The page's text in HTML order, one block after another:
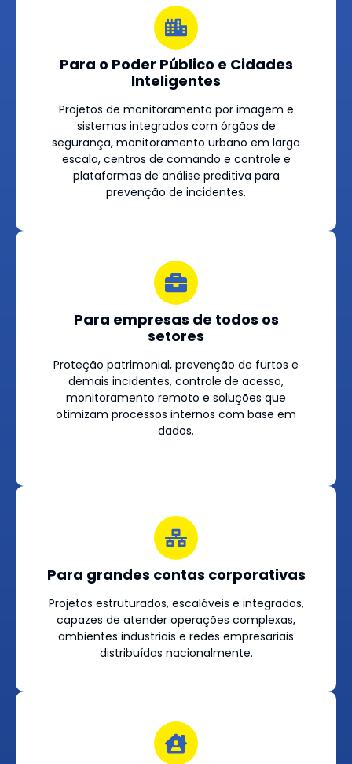
Para o Poder Público e Cidades
Inteligentes
Projetos de monitoramento por imagem e
sistemas integrados com órgãos de
segurança, monitoramento urbano em larga
escala, centros de comando e controle e
plataformas de análise preditiva para
prevenção de incidentes.
Para empresas de todos os
setores
Proteção patrimonial, prevenção de furtos e
demais incidentes, controle de acesso,
monitoramento remoto e soluções que
otimizam processos internos com base em
dados.
Para grandes contas corporativas
Projetos estruturados, escaláveis e integrados,
capazes de atender operações complexas,
ambientes industriais e redes empresariais
distribuídas nacionalmente.